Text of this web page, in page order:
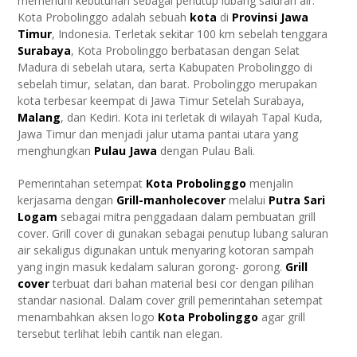
Kota Probolinggo adalah sebuah kota di Provinsi Jawa
Timur, Indonesia. Terletak sekitar 100 km sebelah tenggara
Surabaya, Kota Probolinggo berbatasan dengan Selat
Madura di sebelah utara, serta Kabupaten Probolinggo di
sebelah timur, selatan, dan barat. Probolinggo merupakan
kota terbesar keempat di Jawa Timur Setelah Surabaya,
Malang, dan Kediri. Kota ini terletak di wilayah Tapal Kuda,
Jawa Timur dan menjadi jalur utama pantai utara yang
menghungkan Pulau Jawa dengan Pulau Bali.
Pemerintahan setempat Kota Probolinggo menjalin
kerjasama dengan Grill-manholecover melalui Putra Sari
Logam sebagai mitra penggadaan dalam pembuatan grill
cover. Grill cover di gunakan sebagai penutup lubang saluran
air sekaligus digunakan untuk menyaring kotoran sampah
yang ingin masuk kedalam saluran gorong- gorong. Grill
coverterbuat dari bahan material besi cor dengan pilihan
standar nasional. Dalam cover grill pemerintahan setempat
menambahkan aksen logo Kota Probolinggo agar grill
tersebut terlihat lebih cantik nan elegan.